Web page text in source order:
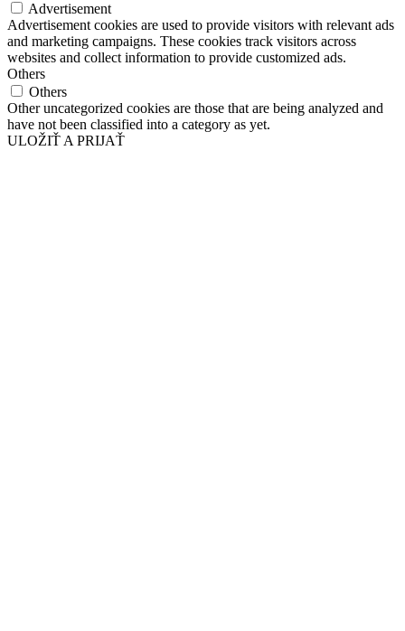
Advertisement
Advertisement cookies are used to provide visitors with relevant ads
and marketing campaigns. These cookies track visitors across
websites and collect information to provide customized ads.
Others
Others
Other uncategorized cookies are those that are being analyzed and
have not been classified into a category as yet.
ULOŽIŤ A PRIJAŤ